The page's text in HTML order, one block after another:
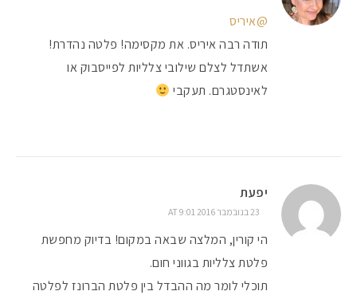
@איריס
תודה רבה איריס. את מקסימה! פלטה נהדרת!
אשתדל לצלם שילובי צלליות לפייסבוק או
לאינסטגרם. תעקבי
יפעת
23 בנובמבר 2016 AT 9:01
הי קורין, המלצה שבאה במקום! בדיוק מחפשת
פלטת צלליות בגווני חום.
תוכלי לומר מה ההבדל בין פלטת הברונז לפלטה